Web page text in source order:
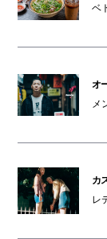
ベ
オ
メ
カ
レ